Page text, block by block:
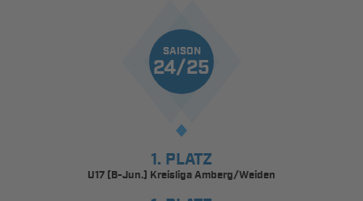
SAISON
24/25
1. PLATZ
U17 (B-Jun.) Kreisliga Amberg/Weiden